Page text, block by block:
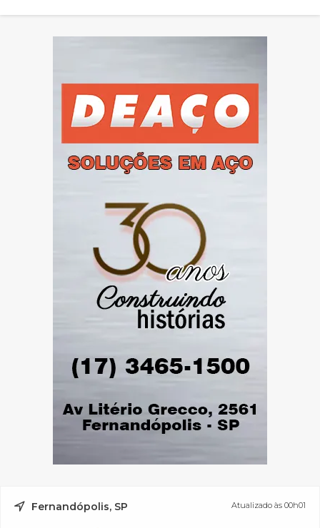
Fernandópolis, SP Atualizado às 00h01